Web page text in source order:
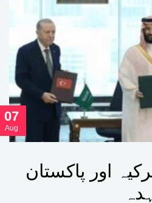
07
Aug
اور پاکستان